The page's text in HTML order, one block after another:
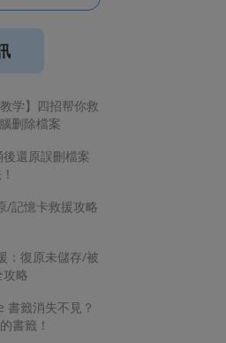
学】四招帮你救
删除檔案
還原誤刪檔案
/記憶卡救援攻略
：復原未儲存/被
攻略
書籤消失不見？
書籤！